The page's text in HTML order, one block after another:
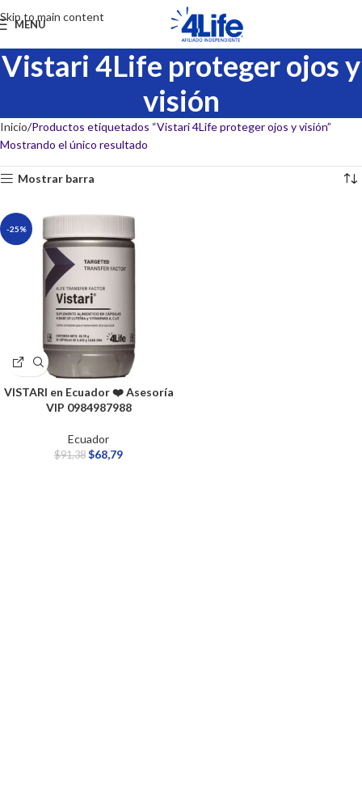
Skip to main content
MENU
Vistari 4Life proteger ojos y
visión
Inicio Productos etiquetados “Vistari 4Life proteger ojos y visión”
Mostrando el único resultado
Mostrar barra
-25%
VISTARI en Ecuador ❤️ Asesoría
VIP 0984987988
Ecuador
$91,38 $68,79